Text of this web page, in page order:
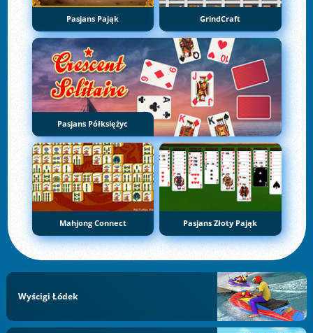
Pasjans Pająk GrindCraft
Pasjans Półksiężyc
Mahjong Connect Pasjans Złoty Pająk
Wyścigi Łódek